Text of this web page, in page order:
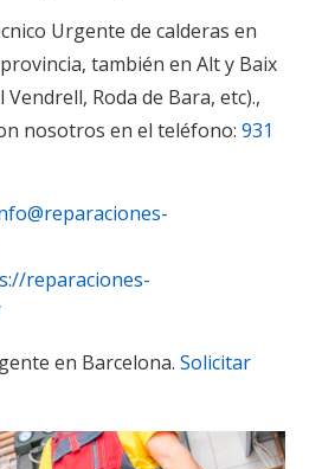
Urgente de calderas en
también en Alt y Baix
Vendrell, Roda de Bara, etc).,
nosotros en el teléfono: 931
reparaciones-
en Barcelona. Solicitar